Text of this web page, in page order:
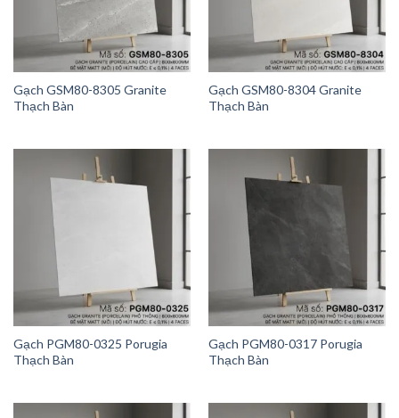
Gạch GSM80-8305 Granite
Thạch Bàn
Gạch GSM80-8304 Granite
Thạch Bàn
Gạch PGM80-0325 Porugia
Thạch Bàn
Gạch PGM80-0317 Porugia
Thạch Bàn